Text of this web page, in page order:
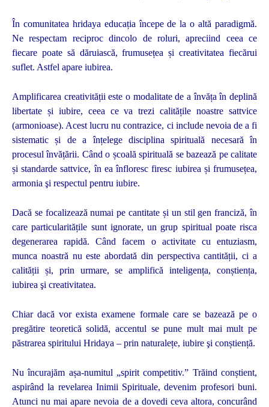
În comunitatea hridaya educația începe de la o altă paradigmă.
Ne respectam reciproc dincolo de roluri, apreciind ceea ce
fiecare poate să dăruiască, frumusețea și creativitatea fiecărui
suflet. Astfel apare iubirea.
Amplificarea creativității este o modalitate de a învăța în deplină
libertate și iubire, ceea ce va trezi calitățile noastre sattvice
(armonioase). Acest lucru nu contrazice, ci include nevoia de a fi
sistematic și de a înțelege disciplina spirituală necesară în
procesul învățării. Când o școală spirituală se bazează pe calitate
și standarde sattvice, în ea înfloresc firesc iubirea și frumusețea,
armonia şi respectul pentru iubire.
Dacă se focalizează numai pe cantitate și un stil gen franciză, în
care particularitățile sunt ignorate, un grup spiritual poate risca
degenerarea rapidă. Când facem o activitate cu entuziasm,
munca noastră nu este abordată din perspectiva cantității, ci a
calității și, prin urmare, se amplifică inteligența, conștiența,
iubirea şi creativitatea.
Chiar dacă vor exista examene formale care se bazează pe o
pregătire teoretică solidă, accentul se pune mult mai mult pe
păstrarea spiritului Hridaya – prin naturalețe, iubire şi conștiență.
Nu încurajăm așa-numitul „spirit competitiv.” Trăind conștient,
aspirând la revelarea Inimii Spirituale, devenim profesori buni.
Atunci nu mai apare nevoia de a dovedi ceva altora, concurând